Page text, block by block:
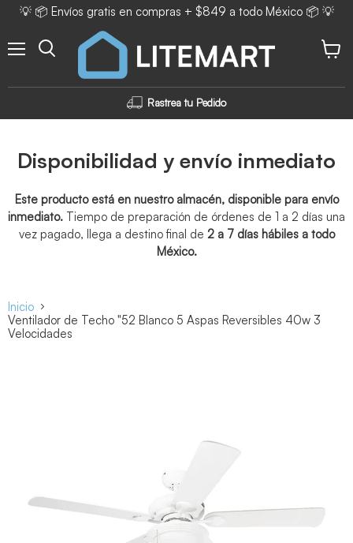
💡 📦 Envíos gratis en compras + $849 a todo México 📦 💡
Rastrea tu Pedido
Disponibilidad y envío inmediato
Este producto está en nuestro almacén, disponible para envío
inmediato. Tiempo de preparación de órdenes de 1 a 2 días una
vez pagado, llega a destino final de 2 a 7 días hábiles a todo
México.
Inicio
Ventilador de Techo "52 Blanco 5 Aspas Reversibles 40w 3
Velocidades